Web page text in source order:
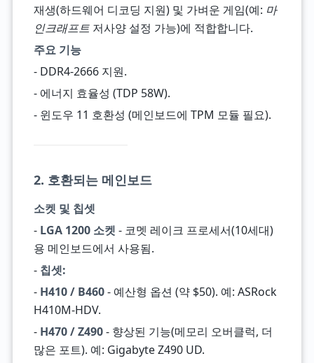
재생(하드웨어 디코딩 지원) 및 가벼운 게임(예: 마
인크래프트저사양 설정 가능)에 적합합니다.
주요 기능
- DDR4-2666 지원.
- 에너지 효율성 (TDP 58W).
- 윈도우 11 호환성 (메인보드에 TPM 모듈 필요).
2. 호환되는 메인보드
소켓 및 칩셋
- LGA 1200 소켓 - 코멧 레이크 프로세서(10세대)
용 메인보드에서 사용됨.
- 칩셋:
- H410 / B460- 예산형 옵션 (약 $50). 예: ASRock
H410M-HDV.
- H470 / Z490- 향상된 기능(메모리 오버클럭, 더
많은 포트). 예: Gigabyte Z490 UD.